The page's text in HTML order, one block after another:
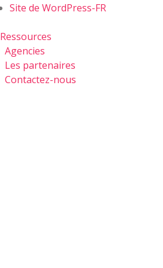
Site de WordPress-FR
Ressources
Agencies
Les partenaires
Contactez-nous